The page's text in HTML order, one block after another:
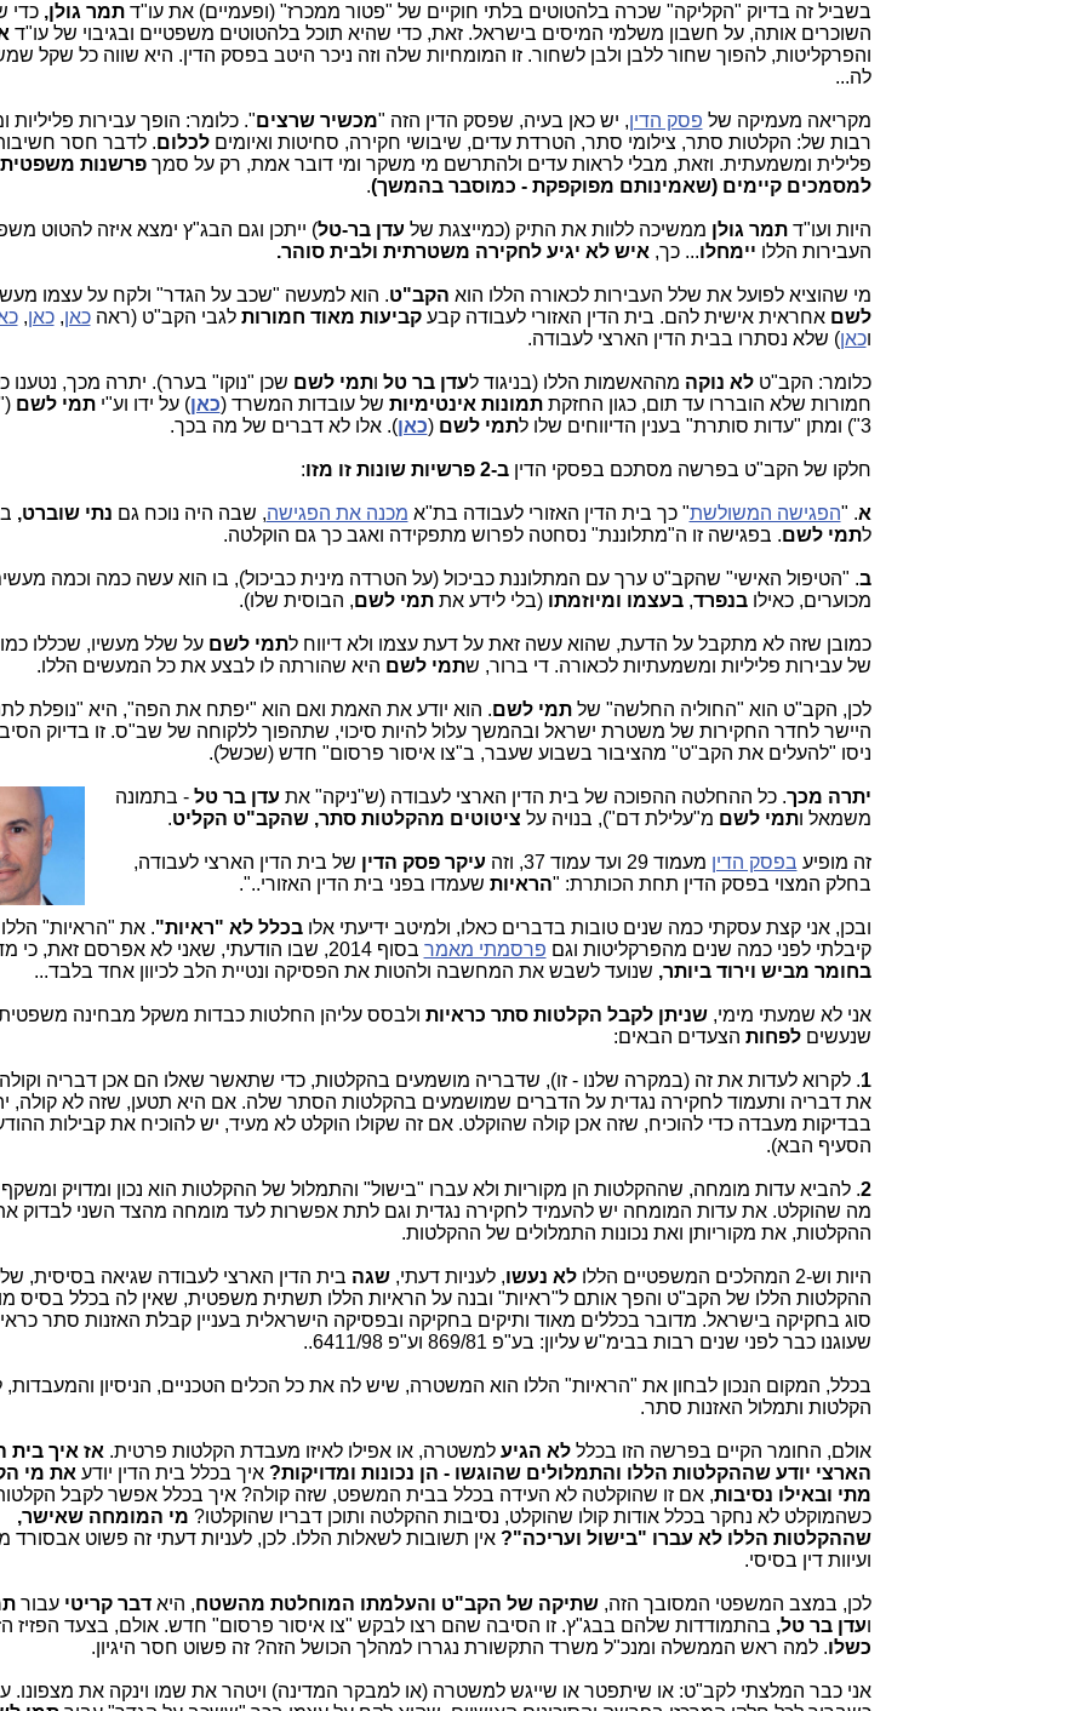
בשביל זה בדיוק "הקליקה" שכרה בלהטוטים בלתי חוקיים של "פטור ממכרז" (ופעמיים) את עו"דתמר גולן,כדי
השוכרים אותה, על חשבון משלמי המיסים בישראל. זאת, כדי שהיא תוכל בלהטוטים משפטיים ובגיבוי של עו"ד
והפרקליטות, להפוך שחור ללבן ולבן לשחור. זו המומחיות שלה וזה ניכר היטב בפסק הדין. היא שווה כל שקל
לה...
מקריאה מעמיקה של פסק הדין, יש כאן בעיה, שפסק הדין הזה "מכשיר שרצים". כלומר: הופך עבירות פליליות
רבות של: הקלטות סתר, צילומי סתר, הטרדת עדים, שיבושי חקירה, סחיטות ואיומיםלכלום. לדבר חסר
פלילית ומשמעתית. וזאת, מבלי לראות עדים ולהתרשם מי משקר ומי דובר אמת, רק על סמךפרשנות
למסמכים קיימים (שאמינותם מפוקפקת - כמוסבר בהמשך).
היות ועו"דתמר גולן ממשיכה ללוות את התיק (כמייצגת של עדן בר-טל) ייתכן וגם הבג"ץ ימצא איזה להטוט
העבירות הללו יימחלו... כך, איש לא יגיע לחקירה משטרתית ולבית סוהר.
מי שהוציא לפועל את שלל העבירות לכאורה הללו הוא הקב"ט. הוא למעשה "שכב על הגדר" ולקח על עצמו
לשם אחראית אישית להם. בית הדין האזורי לעבודה קבעקביעות מאוד חמורותלגבי הקב"ט (ראהכאן,כאן,
וכאן) שלא נסתרו בבית הדין הארצי לעבודה.
כלומר: הקב"טלא נוקה מההאשמות הללו (בניגוד לעדן בר טל ותמי לשם שכן "נוקו" בערר). יתרה מכך, נטענו
חמורות שלא הובררו עד תום, כגון החזקתתמונות אינטימיות של עובדות המשרד (כאן) על ידו וע"יתמי לשם
3") ומתן "עדות סותרת" בענין הדיווחים שלו ל
תמי לשם(כאן). אלו לא דברים של מה בכך.
חלקו של הקב"ט בפרשה מסתכם בפסקי הדיןב-2 פרשיות שונות זו מזו :
א. "הפגישה המשולשת" כך בית הדין האזורי לעבודה בת"א מכנה את הפגישה, שבה היה נוכח גם נתי שוברט,
לתמי לשם. בפגישה זו ה"מתלוננת" נסחטה לפרוש מתפקידה ואגב כך גם הוקלטה.
ב. "הטיפול האישי" שהקב"ט ערך עם המתלוננת כביכול (על הטרדה מינית כביכול), בו הוא עשה כמה וכמה
מכוערים, כאילובנפרד,בעצמו ומיוזמתו (בלי לידע אתתמי לשם, הבוסית שלו).
כמובן שזה לא מתקבל על הדעת, שהוא עשה זאת על דעת עצמו ולא דיווח לתמי לשם על שלל מעשיו, שכללו
של עבירות פליליות ומשמעתיות לכאורה. די ברור, שתמי לשם היא שהורתה לו לבצע את כל המעשים הללו.
לכן, הקב"ט הוא "החוליה החלשה" שלתמי לשם. הוא יודע את האמת ואם הוא "יפתח את הפה", היא "נופלת
היישר לחדר החקירות של משטרת ישראל ובהמשך עלול להיות סיכוי, שתהפוך ללקוחה של שב"ס. זו בדיוק
ניסו "להעלים את הקב"ט" מהציבור בשבוע שעבר, ב"צו איסור פרסום" חדש (שכשל).
יתרה מכך. כל ההחלטה ההפוכה של בית הדין הארצי לעבודה (ש"ניקה" את עדן בר טל- בתמונה
משמאל ותמי לשם מ"עלילת דם"), בנויה על ציטוטים מהקלטות סתר, שהקב"ט הקליט.
זה מופיע בפסק הדין מעמוד 29 ועד עמוד 37, וזה עיקר פסק הדין של בית הדין הארצי לעבודה,
בחלק המצוי בפסק הדין תחת הכותרת: "הראיות שעמדו בפני בית הדין האזורי..".
ובכן, אני קצת עסקתי כמה שנים טובות בדברים כאלו, ולמיטב ידיעתי אלובכלל לא "ראיות". את "הראיות"
קיבלתי לפני כמה שנים מהפרקליטות וגם פרסמתי מאמר בסוף 2014, שבו הודעתי, שאני לא אפרסם זאת, כי מדובר
בחומר מביש וירוד ביותר, שנועד לשבש את המחשבה ולהטות את הפסיקה ונטיית הלב לכיוון אחד בלבד...
אני לא שמעתי מימי,שניתן לקבל הקלטות סתר כראיות ולבסס עליהן החלטות כבדות משקל מבחינה
שנעשיםלפחות הצעדים הבאים:
1. לקרוא לעדות את זה (במקרה שלנו - זו), שדבריה מושמעים בהקלטות, כדי שתאשר שאלו הם אכן דבריה
את דבריה ותעמוד לחקירה נגדית על הדברים שמושמעים בהקלטות הסתר שלה. אם היא תטען, שזה לא קולה,
בבדיקות מעבדה כדי להוכיח, שזה אכן קולה שהוקלט. אם זה שקולו הוקלט לא מעיד, יש להוכיח את קבילות
הסעיף הבא).
2. להביא עדות מומחה, שההקלטות הן מקוריות ולא עברו "בישול" והתמלול של ההקלטות הוא נכון ומדויק
מה שהוקלט. את עדות המומחה יש להעמיד לחקירה נגדית וגם לתת אפשרות לעד מומחה מהצד השני לבדוק
ההקלטות, את מקוריותן ואת נכונות התמלולים של ההקלטות.
היות וש-2 המהלכים המשפטיים הללו לא נעשו, לעניות דעתי,שגה בית הדין הארצי לעבודה שגיאה בסיסית,
ההקלטות הללו של הקב"ט והפך אותם ל"ראיות" ובנה על הראיות הללו תשתית משפטית, שאין לה בכלל בסיס
סוג בחקיקה בישראל. מדובר בכללים מאוד ותיקים בחקיקה ובפסיקה הישראלית בעניין קבלת האזנות סתר
שעוגנו כבר לפני שנים רבות בבימ"ש עליון: בע"פ 869/81 וע"פ 6411/98..
בכלל, המקום הנכון לבחון את "הראיות" הללו הוא המשטרה, שיש לה את כל הכלים הטכניים, הניסיון והמעבדות,
הקלטות ותמלול האזנות סתר.
אולם, החומר הקיים בפרשה הזו בכלללא הגיע למשטרה, או אפילו לאיזו מעבדת הקלטות פרטית. אז איך בית
הארצי יודע שההקלטות הללו והתמלולים שהוגשו - הן נכונות ומדויקות? איך בכלל בית הדין יודע את מי
מתי ובאילו נסיבות, אם זו שהוקלטה לא העידה בכלל בבית המשפט, שזה קולה? איך בכלל אפשר לקבל
כשהמוקלט לא נחקר בכלל אודות קולו שהוקלט, נסיבות ההקלטה ותוכן דבריו שהוקלטו? מי המומחה שאישר,
שההקלטות הללו לא עברו "בישול ועריכה"?אין תשובות לשאלות הללו. לכן, לעניות דעתי זה פשוט אבסורד
ועיוות דין בסיסי.
לכן, במצב המשפטי המסובך הזה,שתיקה של הקב"ט והעלמתו המוחלטת מהשטח, היאדבר קריטי עבור
ועדן בר טל, בהתמודדות שלהם בבג"ץ. זו הסיבה שהם רצו לבקש "צו איסור פרסום" חדש. אולם, בצעד הפזיז
כשלו. למה ראש הממשלה ומנכ"ל משרד התקשורת נגררו למהלך הכושל הזה? זה פשוט חסר היגיון.
אני כבר המלצתי לקב"ט: או שיתפטר או שייגש למשטרה (או למבקר המדינה) ויטהר את שמו וינקה את מצפונו.